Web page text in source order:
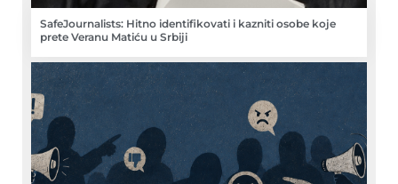
SafeJournalists: Hitno identifikovati i kazniti osobe koje
prete Veranu Matiću u Srbiji